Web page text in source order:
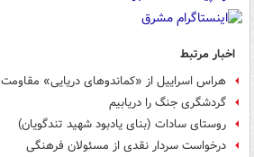
اخبار مرتبط
هراس اسراییل از «کماندوهای دریایی» مقاومت
گردشگری جنگ را دریابیم
روستای سادات (بنای یادبود شهید تندگویان)
درخواست سردار نقدی از مسئولان فرهنگی